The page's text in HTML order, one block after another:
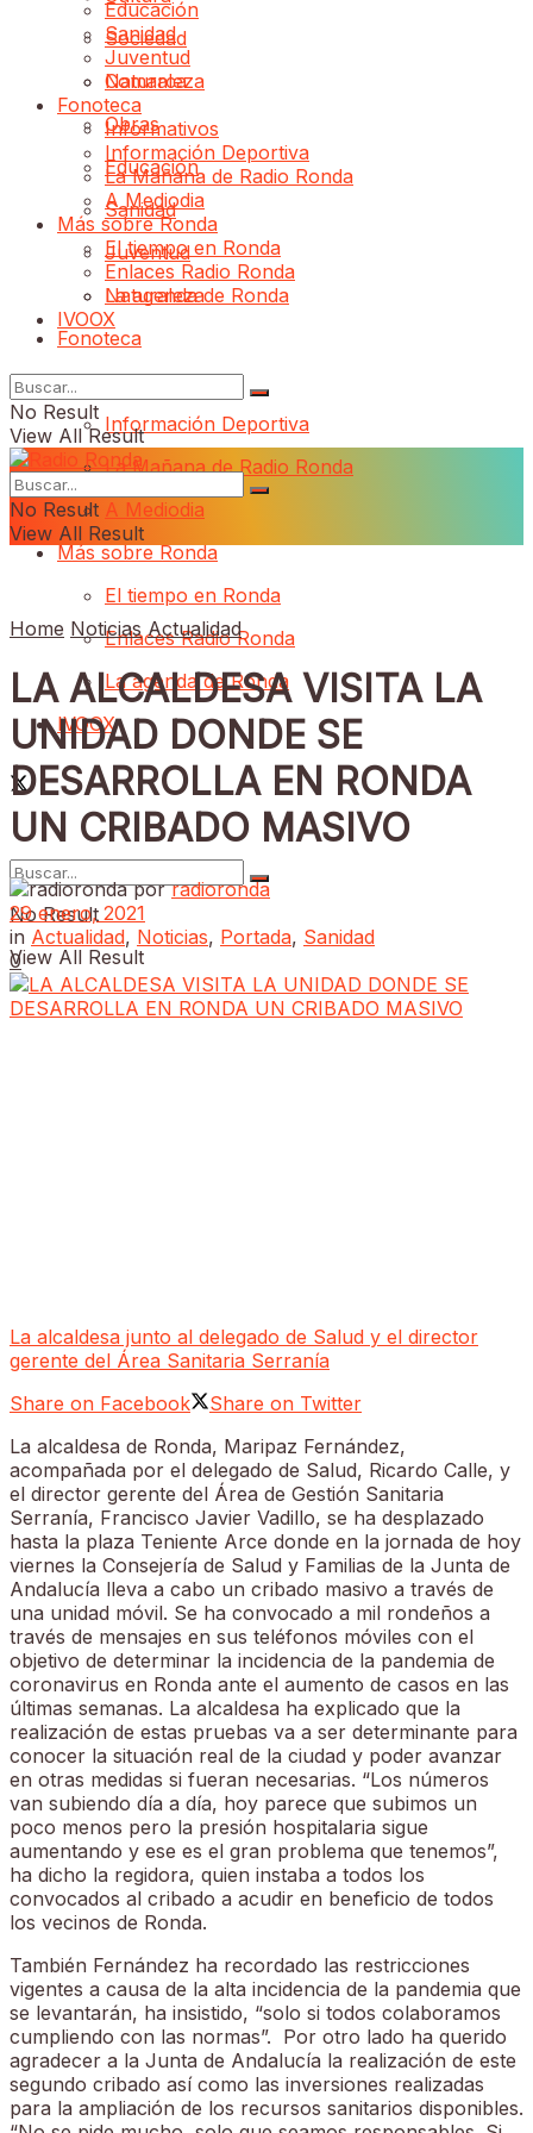
Sociedad
Comarca
Obras
Educación
Sanidad
Juventud
Naturaleza
Fonoteca
Informativos
Información Deportiva
La Mañana de Radio Ronda
A Mediodia
Más sobre Ronda
El tiempo en Ronda
Enlaces Radio Ronda
La agenda de Ronda
IVOOX
No Result
View All Result
Educación
Sanidad
Juventud
Naturaleza
Fonoteca
Informativos
Información Deportiva
La Mañana de Radio Ronda
A Mediodia
Más sobre Ronda
El tiempo en Ronda
Enlaces Radio Ronda
La agenda de Ronda
IVOOX
No Result
View All Result
No Result
View All Result
Home Noticias Actualidad
LA ALCALDESA VISITA LA
UNIDAD DONDE SE
DESARROLLA EN RONDA
UN CRIBADO MASIVO
por radioronda
29 enero, 2021
in Actualidad, Noticias, Portada, Sanidad
0
La alcaldesa junto al delegado de Salud y el director
gerente del Área Sanitaria Serranía
Share on Facebook
Share on Twitter
La alcaldesa de Ronda, Maripaz Fernández,
acompañada por el delegado de Salud, Ricardo Calle, y
el director gerente del Área de Gestión Sanitaria
Serranía, Francisco Javier Vadillo, se ha desplazado
hasta la plaza Teniente Arce donde en la jornada de hoy
viernes la Consejería de Salud y Familias de la Junta de
Andalucía lleva a cabo un cribado masivo a través de
una unidad móvil. Se ha convocado a mil rondeños a
través de mensajes en sus teléfonos móviles con el
objetivo de determinar la incidencia de la pandemia de
coronavirus en Ronda ante el aumento de casos en las
últimas semanas. La alcaldesa ha explicado que la
realización de estas pruebas va a ser determinante para
conocer la situación real de la ciudad y poder avanzar
en otras medidas si fueran necesarias. “Los números
van subiendo día a día, hoy parece que subimos un
poco menos pero la presión hospitalaria sigue
aumentando y ese es el gran problema que tenemos”,
ha dicho la regidora, quien instaba a todos los
convocados al cribado a acudir en beneficio de todos
los vecinos de Ronda.
También Fernández ha recordado las restricciones
vigentes a causa de la alta incidencia de la pandemia que
se levantarán, ha insistido, “solo si todos colaboramos
cumpliendo con las normas”. Por otro lado ha querido
agradecer a la Junta de Andalucía la realización de este
segundo cribado así como las inversiones realizadas
para la ampliación de los recursos sanitarios disponibles.